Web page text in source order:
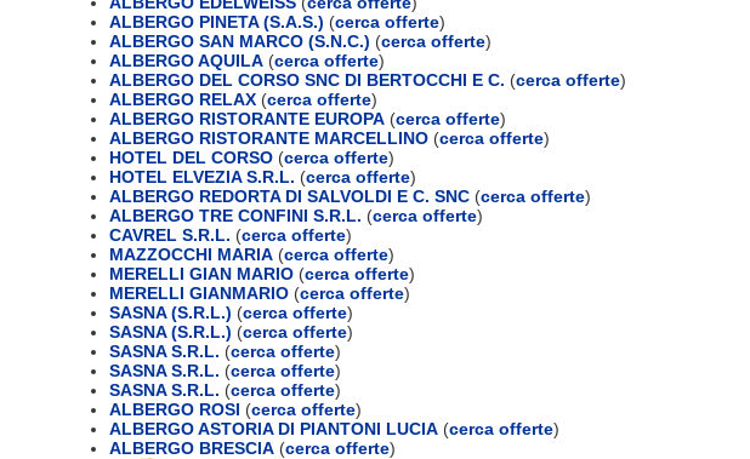
ALBERGO PINETA (S.A.S.) (cerca offerte)
ALBERGO SAN MARCO (S.N.C.) (cerca offerte)
ALBERGO AQUILA (cerca offerte)
ALBERGO DEL CORSO SNC DI BERTOCCHI E C. (cerca offerte)
ALBERGO RELAX (cerca offerte)
ALBERGO RISTORANTE EUROPA (cerca offerte)
ALBERGO RISTORANTE MARCELLINO (cerca offerte)
HOTEL DEL CORSO (cerca offerte)
HOTEL ELVEZIA S.R.L. (cerca offerte)
ALBERGO REDORTA DI SALVOLDI E C. SNC (cerca offerte)
ALBERGO TRE CONFINI S.R.L. (cerca offerte)
CAVREL S.R.L. (cerca offerte)
MAZZOCCHI MARIA (cerca offerte)
MERELLI GIAN MARIO (cerca offerte)
MERELLI GIANMARIO (cerca offerte)
SASNA (S.R.L.) (cerca offerte)
SASNA (S.R.L.) (cerca offerte)
SASNA S.R.L. (cerca offerte)
SASNA S.R.L. (cerca offerte)
SASNA S.R.L. (cerca offerte)
ALBERGO ROSI (cerca offerte)
ALBERGO ASTORIA DI PIANTONI LUCIA (cerca offerte)
ALBERGO BRESCIA (cerca offerte)